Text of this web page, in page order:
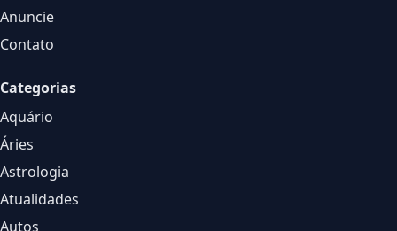
Anuncie
Contato
Categorias
Aquário
Áries
Astrologia
Atualidades
Autos